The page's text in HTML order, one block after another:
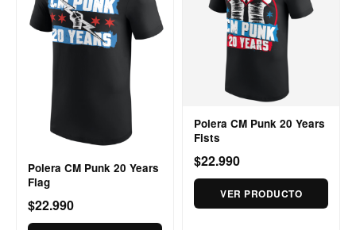
Polera CM Punk 20 Years
Flag
$22.990
Polera CM Punk 20 Years
Fists
$22.990
VER PRODUCTO